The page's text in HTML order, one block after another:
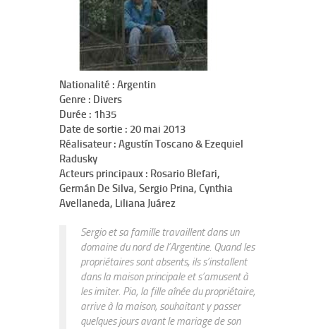
Nationalité : Argentin
Genre : Divers
Durée : 1h35
Date de sortie : 20 mai 2013
Réalisateur : Agustín Toscano & Ezequiel
Radusky
Acteurs principaux : Rosario Blefari,
Germán De Silva, Sergio Prina, Cynthia
Avellaneda, Liliana Juárez
Sergio et sa famille travaillent dans un
domaine du nord de l’Argentine. Quand les
propriétaires sont absents, ils s’installent
dans la maison principale et s’amusent à
les imiter. Pia, la fille aînée du propriétaire,
arrive à la maison, souhaitant y passer
quelques jours avant le mariage de son